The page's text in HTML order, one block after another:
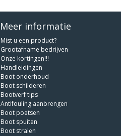
Meer informatie
Mist u een product?
Grootafname bedrijven
Onze kortingen!!!
Handleidingen
Boot onderhoud
Boot schilderen
Bootverf tips
Antifouling aanbrengen
Boot poetsen
Boot spuiten
Boot stralen